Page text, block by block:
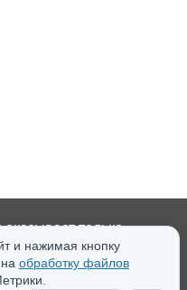
только
деятельность
клиники.
и нажимая кнопку
обработку файлов